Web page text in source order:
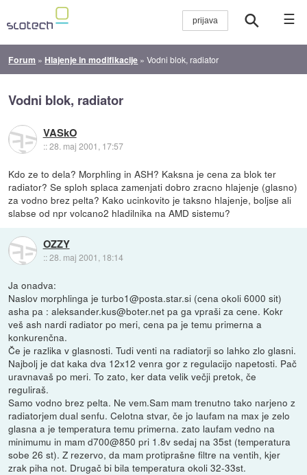
☰
Forum » Hlajenje in modifikacije »Vodni blok, radiator
Vodni blok, radiator
VASkO
::28. maj 2001, 17:57
Kdo ze to dela? Morphling in ASH? Kaksna je cena za blok ter
radiator? Se sploh splaca zamenjati dobro zracno hlajenje (glasno)
za vodno brez pelta? Kako ucinkovito je taksno hlajenje, boljse ali
slabse od npr volcano2 hladilnika na AMD sistemu?
OZZY
::28. maj 2001, 18:14
Ja onadva:
Naslov morphlinga je turbo1@posta.star.si (cena okoli 6000 sit)
asha pa : aleksander.kus@boter.net pa ga vpraši za cene. Kokr
veš ash nardi radiator po meri, cena pa je temu primerna a
konkurenčna.
Če je razlika v glasnosti. Tudi venti na radiatorji so lahko zlo glasni.
Najbolj je dat kaka dva 12x12 venra gor z regulacijo napetosti. Pač
uravnavaš po meri. To zato, ker data velik večji pretok, če
reguliraš.
Samo vodno brez pelta. Ne vem.Sam mam trenutno tako narjeno z
radiatorjem dual senfu. Celotna stvar, če jo laufam na max je zelo
glasna a je temperatura temu primerna. zato laufam vedno na
minimumu in mam d700@850 pri 1.8v sedaj na 35st (temperatura
sobe 26 st). Z rezervo, da mam protiprašne filtre na ventih, kjer
zrak piha not. Drugač bi bila temperatura okoli 32-33st.